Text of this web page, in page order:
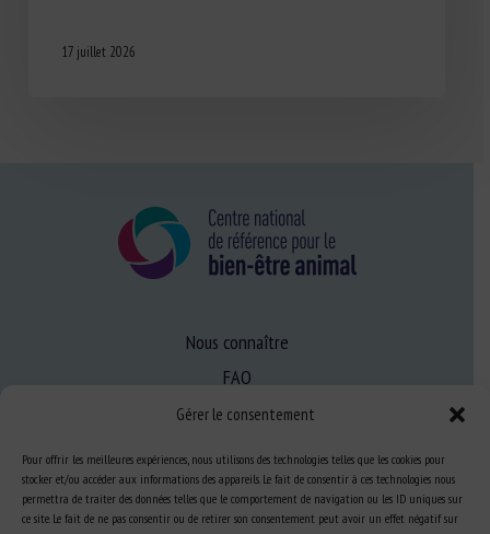
Gérer le consentement
Pour offrir les meilleures expériences, nous utilisons des technologies telles que les cookies pour
stocker et/ou accéder aux informations des appareils. Le fait de consentir à ces technologies nous
permettra de traiter des données telles que le comportement de navigation ou les ID uniques sur
ce site. Le fait de ne pas consentir ou de retirer son consentement peut avoir un effet négatif sur
17 juillet 2026
Nous connaître
FAQ
Expertise
S’informer sur le BEA
Se former au BEA